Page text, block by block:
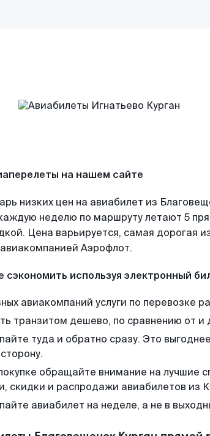
на нашем сайте
низких цен на авиабилет из
неделю по маршруту летают 5
Цена варьируется, самая дорогая
Аэрофлот.
сэкономить используя электронный
авиакомпаний услуги по перевозке
транзитом дешево, по сравнению от и
туда и обратно сразу. Это
обращайте внимание на лучшие
скидки и распродажи авиабилетов из
авиабилет на неделе, а не в